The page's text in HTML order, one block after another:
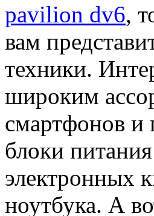
pavilion dv6,
вам
техники.
широким
смартфонов и
блоки
электронных
ноутбука. А